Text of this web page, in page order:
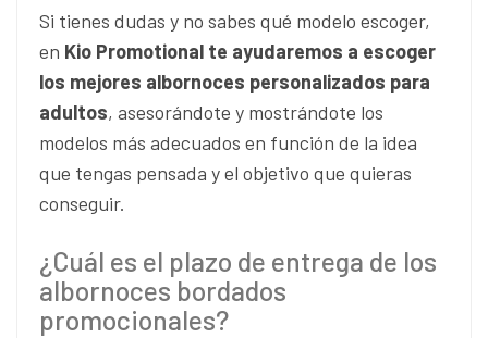
Si tienes dudas y no sabes qué modelo escoger,
en Kio Promotional te ayudaremos a escoger
los mejores albornoces personalizados para
adultos, asesorándote y mostrándote los
modelos más adecuados en función de la idea
que tengas pensada y el objetivo que quieras
conseguir.
¿Cuál es el plazo de entrega de los
albornoces bordados
promocionales?